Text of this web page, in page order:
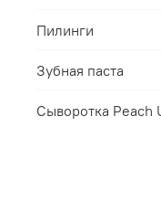
Пилинги
Зубная паста
Сыворотка Peach